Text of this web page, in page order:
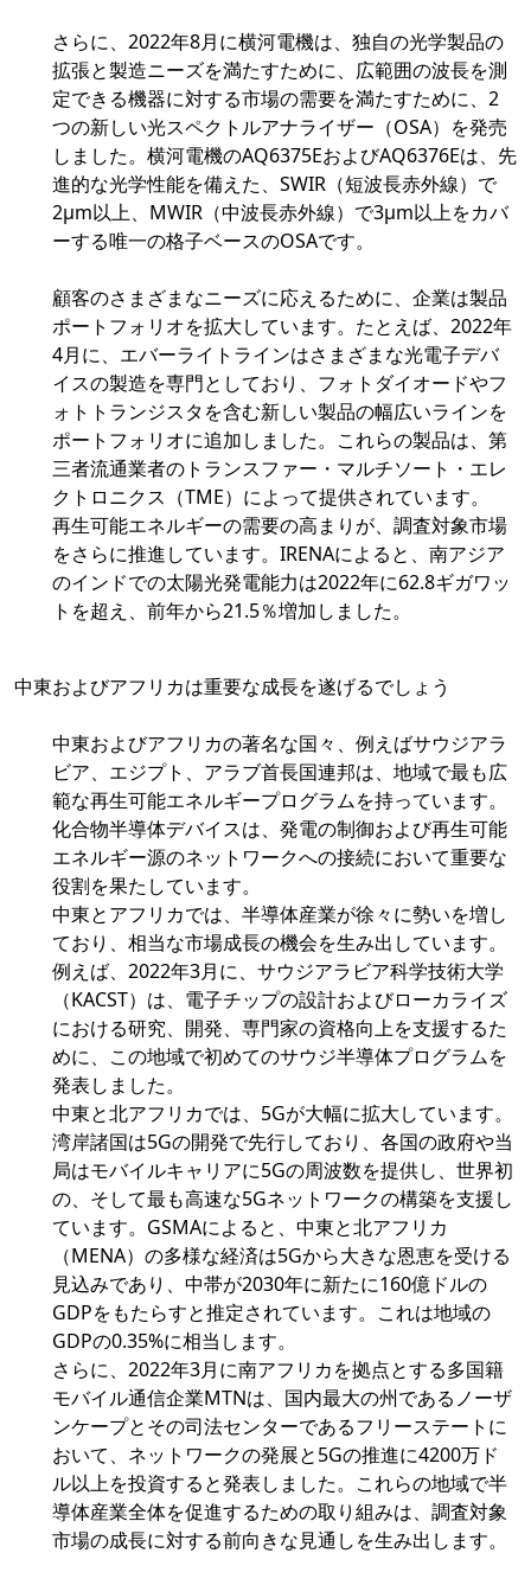
さらに、2022年8月に横河電機は、独自の光学製品の
拡張と製造ニーズを満たすために、広範囲の波長を測
定できる機器に対する市場の需要を満たすために、2
つの新しい光スペクトルアナライザー（OSA）を発売
しました。横河電機のAQ6375EおよびAQ6376Eは、先
進的な光学性能を備えた、SWIR（短波長赤外線）で
2μm以上、MWIR（中波長赤外線）で3μm以上をカバ
ーする唯一の格子ベースのOSAです。
顧客のさまざまなニーズに応えるために、企業は製品
ポートフォリオを拡大しています。たとえば、2022年
4月に、エバーライトラインはさまざまな光電子デバ
イスの製造を専門としており、フォトダイオードやフ
ォトトランジスタを含む新しい製品の幅広いラインを
ポートフォリオに追加しました。これらの製品は、第
三者流通業者のトランスファー・マルチソート・エレ
クトロニクス（TME）によって提供されています。
再生可能エネルギーの需要の高まりが、調査対象市場
をさらに推進しています。IRENAによると、南アジア
のインドでの太陽光発電能力は2022年に62.8ギガワッ
トを超え、前年から21.5％増加しました。
中東およびアフリカは重要な成長を遂げるでしょう
中東およびアフリカの著名な国々、例えばサウジアラ
ビア、エジプト、アラブ首長国連邦は、地域で最も広
範な再生可能エネルギープログラムを持っています。
化合物半導体デバイスは、発電の制御および再生可能
エネルギー源のネットワークへの接続において重要な
役割を果たしています。
中東とアフリカでは、半導体産業が徐々に勢いを増し
ており、相当な市場成長の機会を生み出しています。
例えば、2022年3月に、サウジアラビア科学技術大学
（KACST）は、電子チップの設計およびローカライズ
における研究、開発、専門家の資格向上を支援するた
めに、この地域で初めてのサウジ半導体プログラムを
発表しました。
中東と北アフリカでは、5Gが大幅に拡大しています。
湾岸諸国は5Gの開発で先行しており、各国の政府や当
局はモバイルキャリアに5Gの周波数を提供し、世界初
の、そして最も高速な5Gネットワークの構築を支援し
ています。GSMAによると、中東と北アフリカ
（MENA）の多様な経済は5Gから大きな恩恵を受ける
見込みであり、中帯が2030年に新たに160億ドルの
GDPをもたらすと推定されています。これは地域の
GDPの0.35%に相当します。
さらに、2022年3月に南アフリカを拠点とする多国籍
モバイル通信企業MTNは、国内最大の州であるノーザ
ンケープとその司法センターであるフリーステートに
おいて、ネットワークの発展と5Gの推進に4200万ド
ル以上を投資すると発表しました。これらの地域で半
導体産業全体を促進するための取り組みは、調査対象
市場の成長に対する前向きな見通しを生み出します。